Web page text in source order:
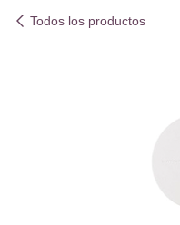
Todos los productos